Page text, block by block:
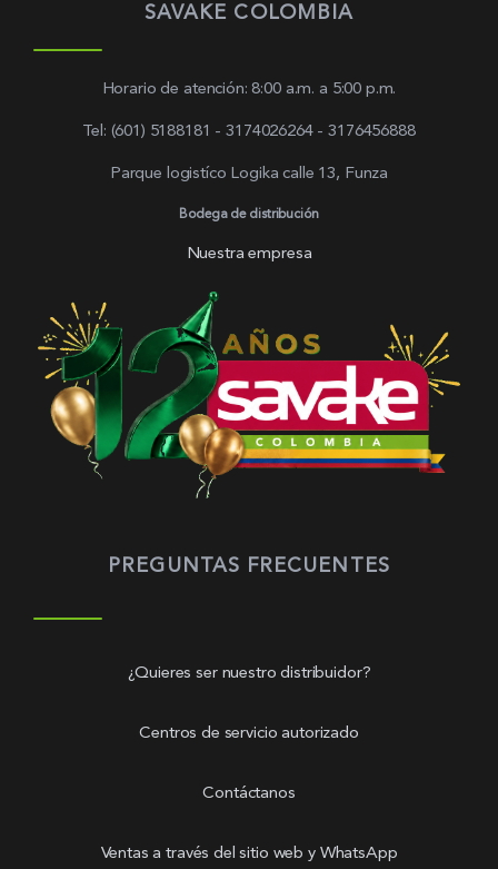
SAVAKE COLOMBIA
Horario de atención: 8:00 a.m. a 5:00 p.m.
Tel: (601) 5188181 - 3174026264 - 3176456888
Parque logistíco Logika calle 13, Funza
Bodega de distribución
Nuestra empresa
PREGUNTAS FRECUENTES
¿Quieres ser nuestro distribuidor?
Centros de servicio autorizado
Contáctanos
Ventas a través del sitio web y WhatsApp